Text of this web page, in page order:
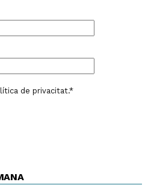
de privacitat.*